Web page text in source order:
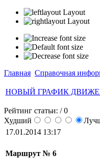
Главная Справочная
НОВЫЙ ГРАФИК
Рейтинг статьи: / 0
Худший
17.01.2014 13:17
Маршрут № 6